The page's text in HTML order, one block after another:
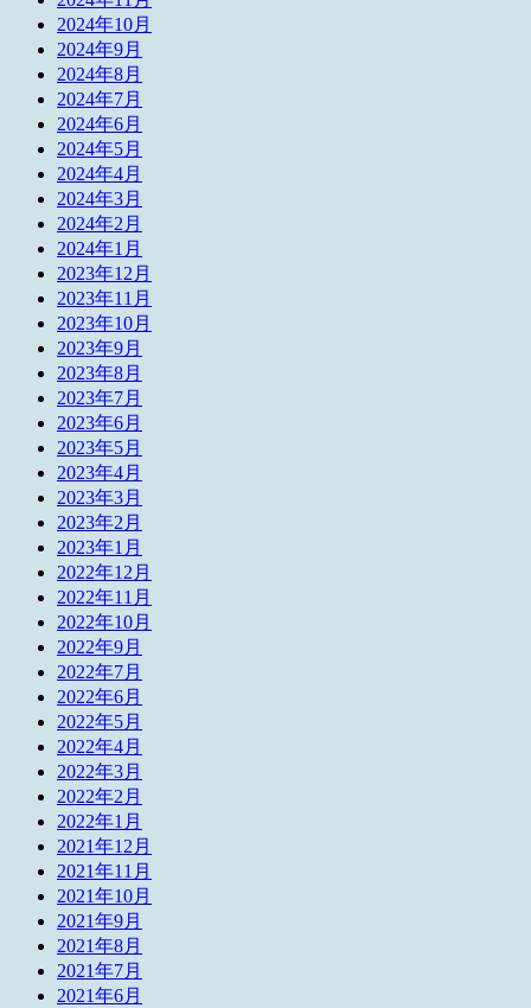
2024年10月
2024年9月
2024年8月
2024年7月
2024年6月
2024年5月
2024年4月
2024年3月
2024年2月
2024年1月
2023年12月
2023年11月
2023年10月
2023年9月
2023年8月
2023年7月
2023年6月
2023年5月
2023年4月
2023年3月
2023年2月
2023年1月
2022年12月
2022年11月
2022年10月
2022年9月
2022年7月
2022年6月
2022年5月
2022年4月
2022年3月
2022年2月
2022年1月
2021年12月
2021年11月
2021年10月
2021年9月
2021年8月
2021年7月
2021年6月